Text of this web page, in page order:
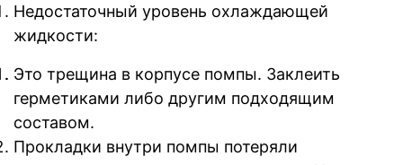
Недостаточный уровень охлаждающей
жидкости:
Это трещина в корпусе помпы. Заклеить
герметиками либо другим подходящим
составом.
Прокладки внутри помпы потеряли